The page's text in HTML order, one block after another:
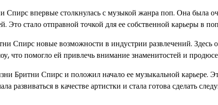
Спирс впервые столкнулась с музыкой жанра поп. Она была
Это стало отправной точкой для ее собственной карьеры в
Спирс новые возможности в индустрии развлечений. Здесь
что помогло ей привлечь внимание знаменитостей и
Бритни Спирс и положил начало ее музыкальной карьере.
развиваться в качестве артистки и стала готова сделать